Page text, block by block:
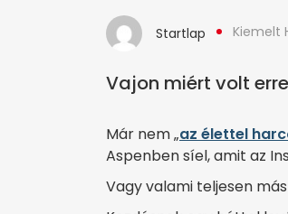
Startlap Kiemelt
Vajon miért volt
Már nem „az élettel
Aspenben síel, amit az
Vagy valami teljesen